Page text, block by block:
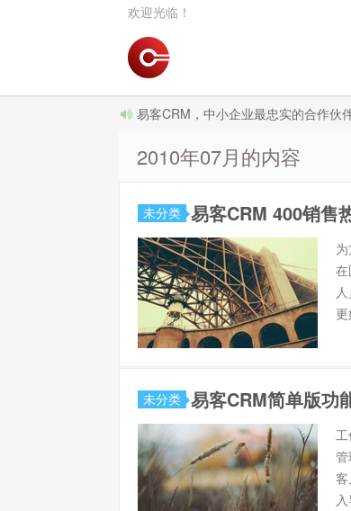
欢迎光临！
易客CRM，中小企业最忠实的合作伙
2010年07月的内容
未分类 易客CRM 400销售
未分类 易客CRM简单版功